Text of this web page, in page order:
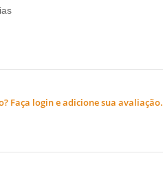
Faça login e adicione sua avaliação.